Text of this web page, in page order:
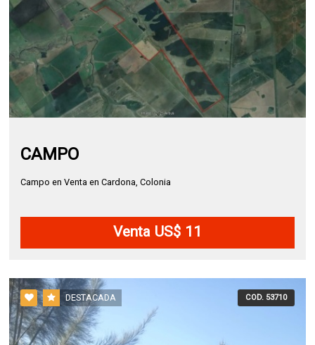
CAMPO
Campo en Venta en Cardona, Colonia
Venta US$ 11
DESTACADA COD. 53710